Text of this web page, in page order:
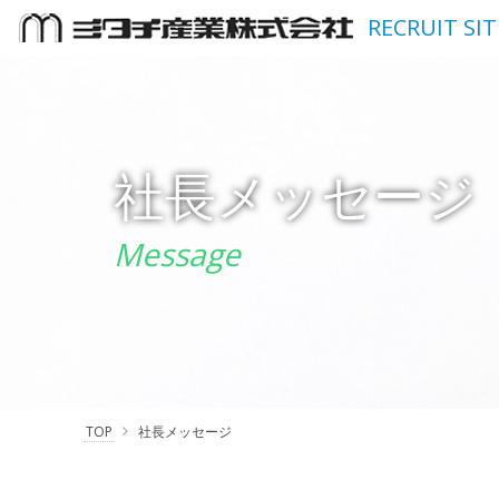
RECRUIT
社長メッセージ
Message
TOP 社長メッセージ